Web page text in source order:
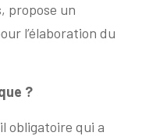
propose un
l’élaboration du
?
obligatoire qui a